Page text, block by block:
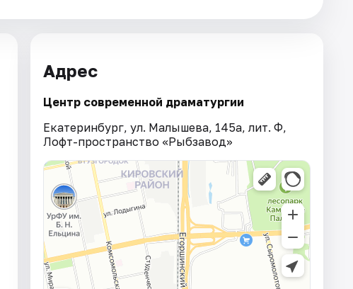
Адрес
Центр современной драматургии
Екатеринбург, ул. Малышева, 145а, лит. Ф,
Лофт-пространство «Рыбзавод»